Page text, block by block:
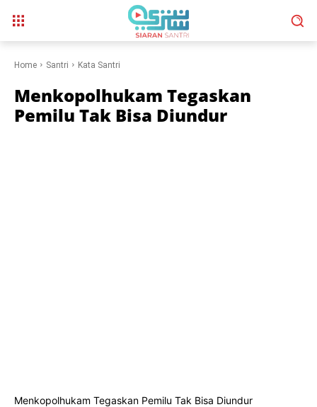
Home Santri Kata Santri
Menkopolhukam Tegaskan
Pemilu Tak Bisa Diundur
Menkopolhukam Tegaskan Pemilu Tak Bisa Diundur